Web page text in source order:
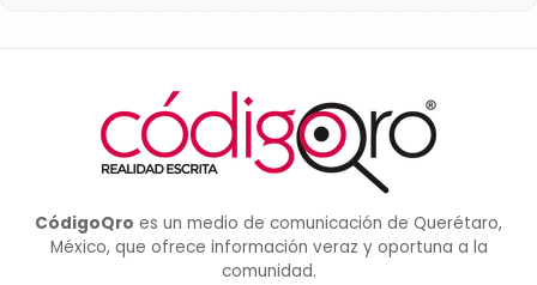
CódigoQro es un medio de comunicación de Querétaro,
México, que ofrece información veraz y oportuna a la
comunidad.